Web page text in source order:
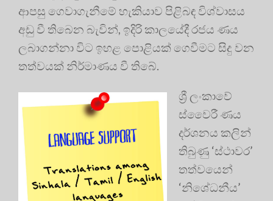
ආපසු ගෙවාගැනීමේ හැකියාව පිළිබඳ විශ්වාසය
අඩු වී තිබෙන බැවින්, ඉදිරි කාලයේදී රජය ණය
ලබාගන්නා විට ඉහළ පොළියක් ගෙවීමට සිදු වන
තත්වයක් නිර්මාණය වී තිබේ.
ශ්‍රී ලංකාවේ
ස්වෛරී ණය
දර්ශනය කලින්
තිබුණු ‘ස්ථාවර’
තත්වයෙන්
‘නිශේධනීය’